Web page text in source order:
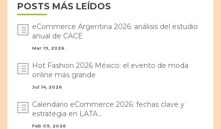
POSTS MÁS LEÍDOS
eCommerce Argentina 2026: análisis del estudio
anual de CACE
Mar 19, 2026
Hot Fashion 2026 México: el evento de moda
online más grande
Jul 14, 2026
Calendario eCommerce 2026: fechas clave y
estrategia en LATA...
Feb 09, 2026